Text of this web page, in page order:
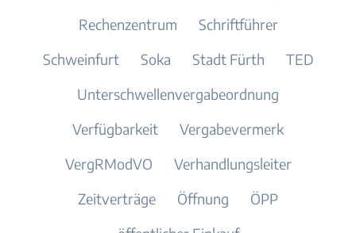
Rechenzentrum
Schriftführer
Schweinfurt
Soka Stadt Fürth
TED
Unterschwellenvergabeordnung
Verfügbarkeit
Vergabevermerk
VergRModVO
Verhandlungsleiter
Zeitverträge
Öffnung
ÖPP